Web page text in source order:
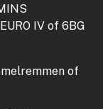
IV of 6BG
of